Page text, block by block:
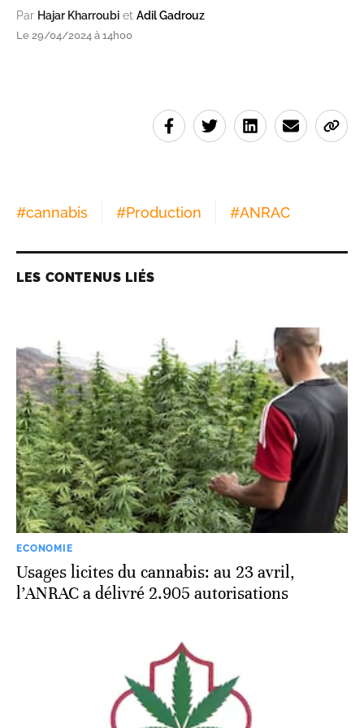
Par Hajar Kharroubi et Adil Gadrouz
Le 29/04/2024 à 14h00
#cannabis #Production #ANRAC
LES CONTENUS LIÉS
ECONOMIE
Usages licites du cannabis: au 23 avril,
l’ANRAC a délivré 2.905 autorisations